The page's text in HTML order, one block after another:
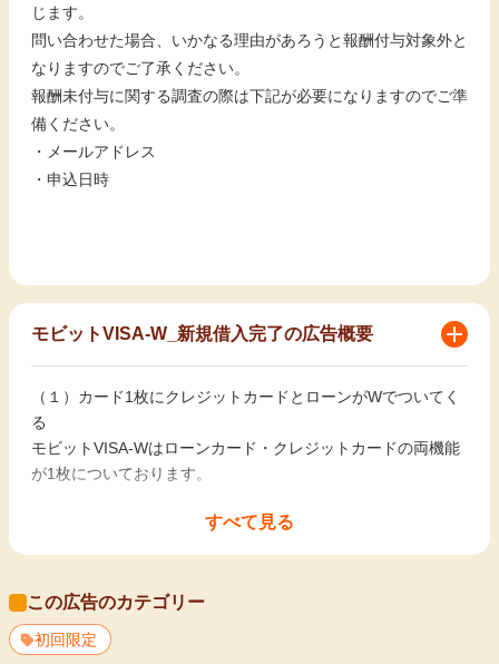
じます。
問い合わせた場合、いかなる理由があろうと報酬付与対象外と
なりますのでご了承ください。
報酬未付与に関する調査の際は下記が必要になりますのでご準
備ください。
・メールアドレス
・申込日時
すべて見る
モビットVISA-W_新規借入完了の広告概要
（１）カード1枚にクレジットカードとローンがWでついてく
る
モビットVISA-Wはローンカード・クレジットカードの両機能
が1枚についております。
（２）ETCカードとクレジットカードがWで年会費永年無料
も無料です。
（３）ローン返済と買い物のWでVポイントが貯まる
この広告のカテゴリー
初回限定